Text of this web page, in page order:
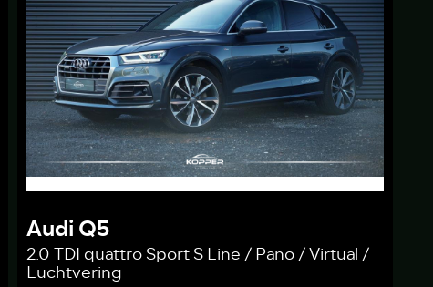
Audi Q5
2.0 TDI quattro Sport S Line / Pano / Virtual /
Luchtvering